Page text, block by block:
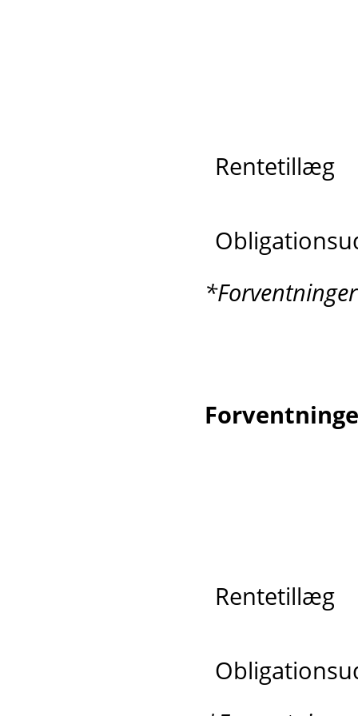
Rentetillæg
Rentetillæg